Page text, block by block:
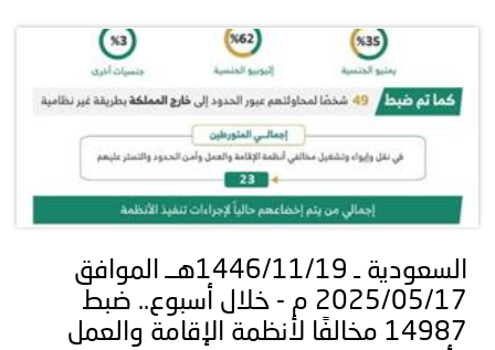
اتصل
بنا
السعودية ـ 1446/11/19هــ الموافق
2025/05/17 م - خلال أسبوع.. ضبط
14987 مخالفًا لأنظمة الإقامة والعمل